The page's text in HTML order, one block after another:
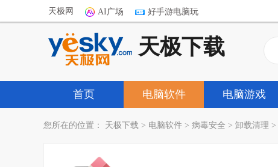
天极网 AI广场 好手游电脑玩
天极下载
首页 电脑软件 电脑游戏
您所在的位置： 天极下载 > 电脑软件 > 病毒安全 > 卸载清理 >